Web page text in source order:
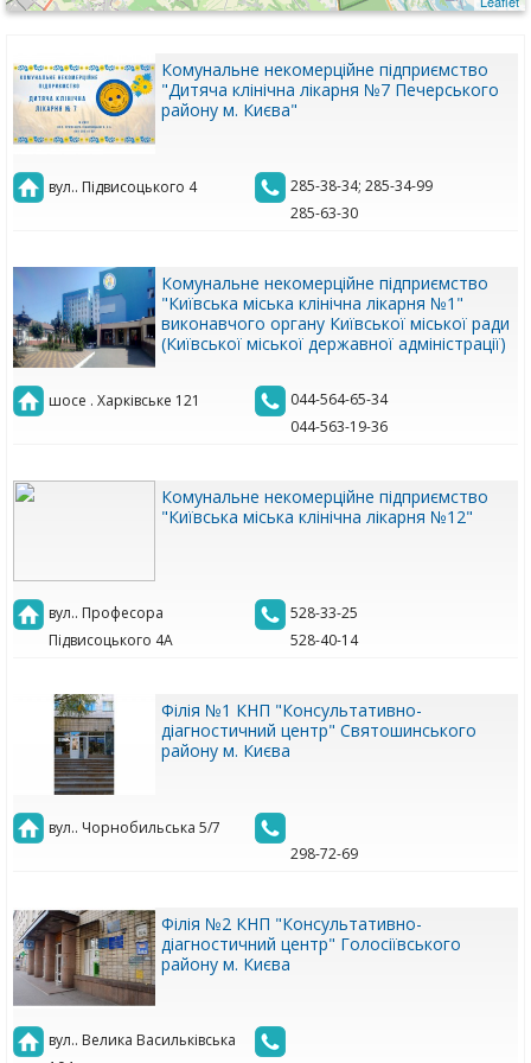
Комунальне некомерційне підприємство
"Дитяча клінічна лікарня №7 Печерського
району м. Києва"
вул.. Підвисоцького 4
285-38-34; 285-34-99
285-63-30
Комунальне некомерційне підприємство
"Київська міська клінічна лікарня №1"
виконавчого органу Київської міської ради
(Київської міської державної адміністрації)
шосе . Харківське 121
044-564-65-34
044-563-19-36
Комунальне некомерційне підприємство
"Київська міська клінічна лікарня №12"
вул.. Професора
Підвисоцького 4А
528-33-25
528-40-14
Філія №1 КНП "Консультативно-
діагностичний центр" Святошинського
району м. Києва
вул.. Чорнобильська 5/7
298-72-69
Філія №2 КНП "Консультативно-
діагностичний центр" Голосіївського
району м. Києва
вул.. Велика Васильківська